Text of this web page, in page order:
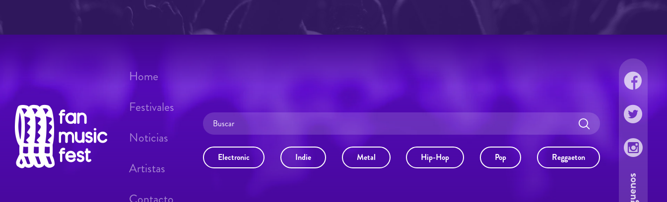
Electronic Indie Metal Hip-Hop Pop Reggaeton
Home
Festivales
Noticias
Artistas